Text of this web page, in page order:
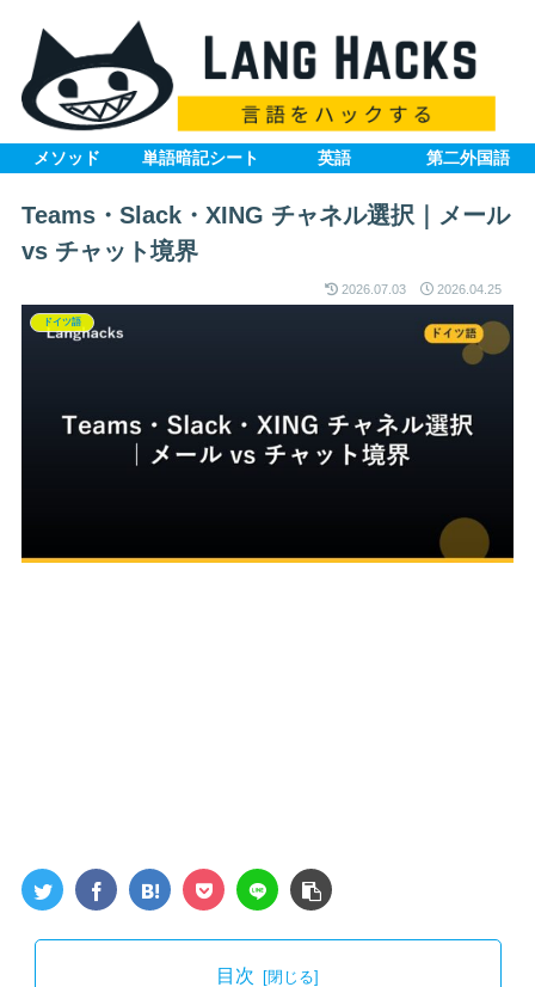
メソッド 単語暗記シート 英語 第二外国語
Teams・Slack・XING チャネル選択｜メール
vs チャット境界
2026.07.03 2026.04.25
ドイツ語
目次